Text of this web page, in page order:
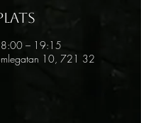
– 19:15
10, 721 32